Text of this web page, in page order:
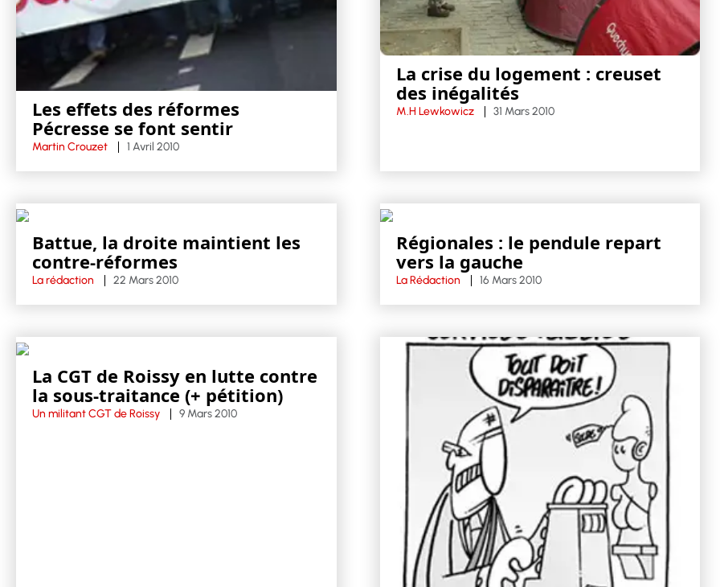
Les effets des réformes
Pécresse se font sentir
Martin Crouzet 1 Avril 2010
La crise du logement : creuset
des inégalités
M.H Lewkowicz 31 Mars 2010
Battue, la droite maintient les
contre-réformes
La rédaction 22 Mars 2010
Régionales : le pendule repart
vers la gauche
La Rédaction 16 Mars 2010
La CGT de Roissy en lutte contre
la sous-traitance (+ pétition)
Un militant CGT de Roissy 9 Mars 2010